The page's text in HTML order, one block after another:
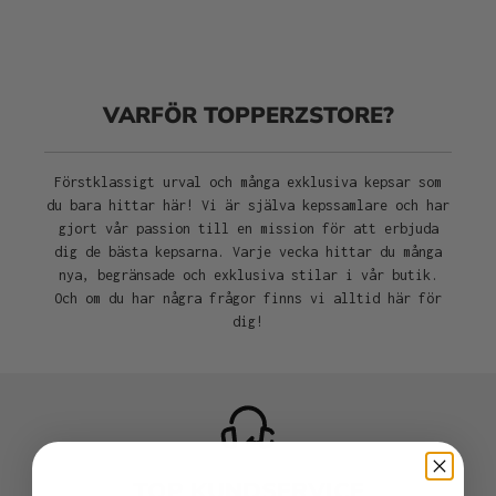
VARFÖR TOPPERZSTORE?
Förstklassigt urval och många exklusiva kepsar som
du bara hittar här! Vi är själva kepssamlare och har
gjort vår passion till en mission för att erbjuda
dig de bästa kepsarna. Varje vecka hittar du många
nya, begränsade och exklusiva stilar i vår butik.
Och om du har några frågor finns vi alltid här för
dig!